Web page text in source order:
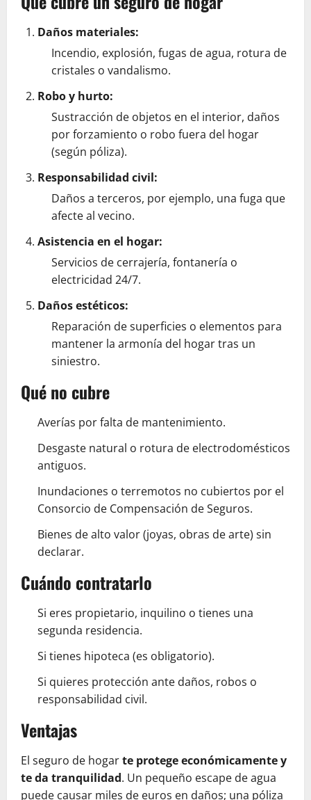
Daños materiales:
Incendio, explosión, fugas de agua, rotura de
cristales o vandalismo.
Robo y hurto:
Sustracción de objetos en el interior, daños
por forzamiento o robo fuera del hogar
(según póliza).
Responsabilidad civil:
Daños a terceros, por ejemplo, una fuga que
afecte al vecino.
Asistencia en el hogar:
Servicios de cerrajería, fontanería o
electricidad 24/7.
Daños estéticos:
Reparación de superficies o elementos para
mantener la armonía del hogar tras un
siniestro.
Qué no cubre
Averías por falta de mantenimiento.
Desgaste natural o rotura de electrodomésticos
antiguos.
Inundaciones o terremotos no cubiertos por el
Consorcio de Compensación de Seguros.
Bienes de alto valor (joyas, obras de arte) sin
declarar.
Cuándo contratarlo
Si eres propietario, inquilino o tienes una
segunda residencia.
Si tienes hipoteca (es obligatorio).
Si quieres protección ante daños, robos o
responsabilidad civil.
Ventajas
El seguro de hogarte protege económicamente y
te da tranquilidad. Un pequeño escape de agua
puede causar miles de euros en daños; una póliza